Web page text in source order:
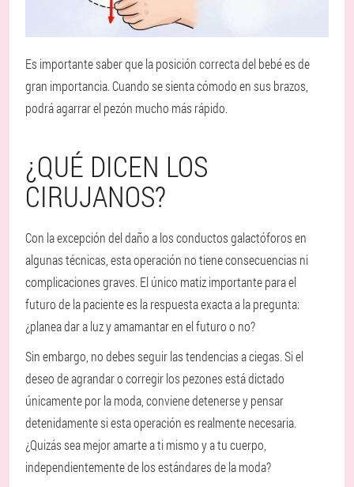
Es importante saber que la posición correcta del bebé es de
gran importancia. Cuando se sienta cómodo en sus brazos,
podrá agarrar el pezón mucho más rápido.
¿QUÉ DICEN LOS
CIRUJANOS?
Con la excepción del daño a los conductos galactóforos en
algunas técnicas, esta operación no tiene consecuencias ni
complicaciones graves. El único matiz importante para el
futuro de la paciente es la respuesta exacta a la pregunta:
¿planea dar a luz y amamantar en el futuro o no?
Sin embargo, no debes seguir las tendencias a ciegas. Si el
deseo de agrandar o corregir los pezones está dictado
únicamente por la moda, conviene detenerse y pensar
detenidamente si esta operación es realmente necesaria.
¿Quizás sea mejor amarte a ti mismo y a tu cuerpo,
independientemente de los estándares de la moda?